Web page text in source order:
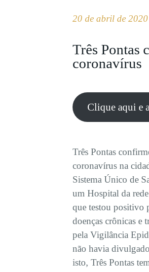
20 de abril de 2020
Três Pontas
coronavírus
Clique aqui e
Três Pontas
coronavírus na
Sistema Único de
um Hospital da
que testou positivo
doenças crônicas
pela Vigilância
não havia
isto, Três Pontas